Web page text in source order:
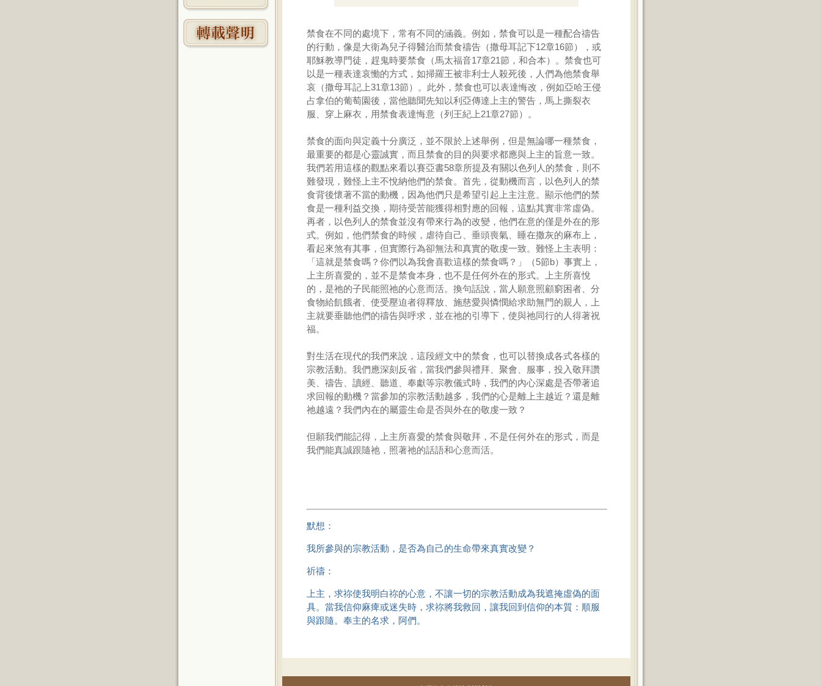
禁食在不同的處境下，常有不同的涵義。例如，禁食可以是一種配合禱告
的行動，像是大衛為兒子得醫治而禁食禱告（撒母耳記下12章16節），或
耶穌教導門徒，趕鬼時要禁食（馬太福音17章21節，和合本）。禁食也可
以是一種表達哀慟的方式，如掃羅王被非利士人殺死後，人們為他禁食舉
哀（撒母耳記上31章13節）。此外，禁食也可以表達悔改，例如亞哈王侵
占拿伯的葡萄園後，當他聽聞先知以利亞傳達上主的警告，馬上撕裂衣
服、穿上麻衣，用禁食表達悔意（列王紀上21章27節）。
禁食的面向與定義十分廣泛，並不限於上述舉例，但是無論哪一種禁食，
最重要的都是心靈誠實，而且禁食的目的與要求都應與上主的旨意一致。
我們若用這樣的觀點來看以賽亞書58章所提及有關以色列人的禁食，則不
難發現，難怪上主不悅納他們的禁食。首先，從動機而言，以色列人的禁
食背後懷著不當的動機，因為他們只是希望引起上主注意。顯示他們的禁
食是一種利益交換，期待受苦能獲得相對應的回報，這點其實非常虛偽。
再者，以色列人的禁食並沒有帶來行為的改變，他們在意的僅是外在的形
式。例如，他們禁食的時候，虐待自己、垂頭喪氣、睡在撒灰的麻布上，
看起來煞有其事，但實際行為卻無法和真實的敬虔一致。難怪上主表明：
「這就是禁食嗎？你們以為我會喜歡這樣的禁食嗎？」（5節b）事實上，
上主所喜愛的，並不是禁食本身，也不是任何外在的形式。上主所喜悅
的，是祂的子民能照祂的心意而活。換句話說，當人願意照顧窮困者、分
食物給飢餓者、使受壓迫者得釋放、施慈愛與憐憫給求助無門的親人，上
主就要垂聽他們的禱告與呼求，並在祂的引導下，使與祂同行的人得著祝
福。
對生活在現代的我們來說，這段經文中的禁食，也可以替換成各式各樣的
宗教活動。我們應深刻反省，當我們參與禮拜、聚會、服事，投入敬拜讚
美、禱告、讀經、聽道、奉獻等宗教儀式時，我們的內心深處是否帶著追
求回報的動機？當參加的宗教活動越多，我們的心是離上主越近？還是離
祂越遠？我們內在的屬靈生命是否與外在的敬虔一致？
但願我們能記得，上主所喜愛的禁食與敬拜，不是任何外在的形式，而是
我們能真誠跟隨祂，照著祂的話語和心意而活。
默想：
我所參與的宗教活動，是否為自己的生命帶來真實改變？
祈禱：
上主，求祢使我明白祢的心意，不讓一切的宗教活動成為我遮掩虛偽的面
具。當我信仰麻痺或迷失時，求祢將我救回，讓我回到信仰的本質：順服
與跟隨。奉主的名求，阿們。